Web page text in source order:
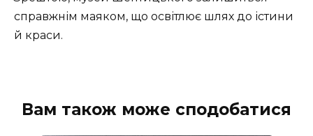
справжнім маяком, що освітлює шлях до істини
й краси.
Вам також може сподобатися